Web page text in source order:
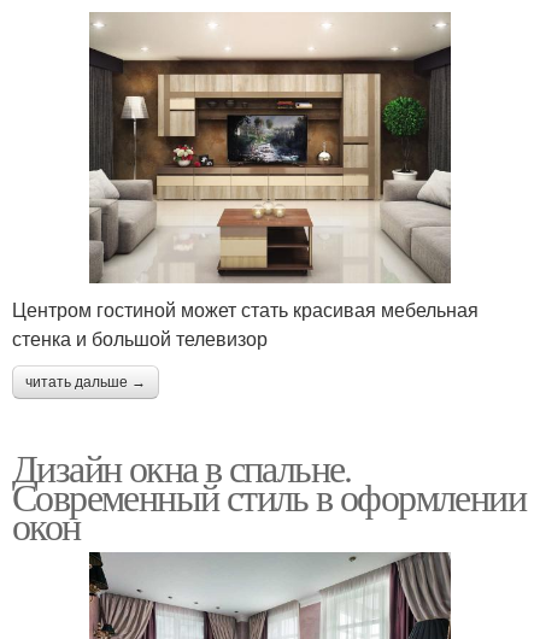
Центром гостиной может стать красивая мебельная
стенка и большой телевизор
читать дальше →
Дизайн окна в спальне.
Современный стиль в оформлении
окон